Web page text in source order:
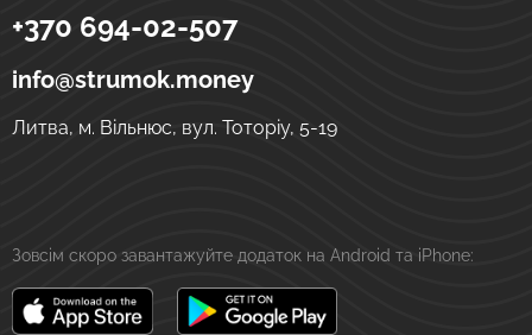
Strumok
Грошові перекази в Україну
вул. Тоторіу, 5-19
+370 694-02-507
info@strumok.money
Литва, м. Вільнюс, вул. Тоторіу, 5-19
Зовсім скоро завантажуйте додаток на Android та iPhone: